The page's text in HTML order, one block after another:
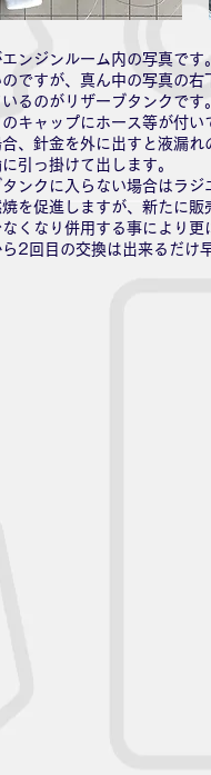
ンジンルーム内の写真です。
ですが、真ん中の写真の
るのがリザーブタンクです。
キャップにホース等が付
、針金を外に出すと液漏
引っ掛けて出します。
ンクに入らない場合はラ
を促進しますが、新たに
くなり併用する事により
ら2回目の交換は出来るだ